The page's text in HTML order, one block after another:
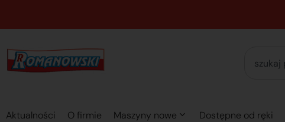
Aktualności O firmie Maszyny nowe Dostępne od ręki